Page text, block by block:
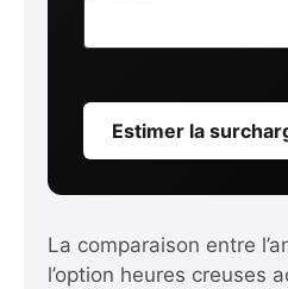
Estimer la
La comparaison entre
l’option heures creuses